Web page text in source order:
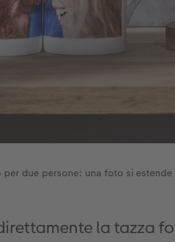
per due persone: una foto si estende
la tazza